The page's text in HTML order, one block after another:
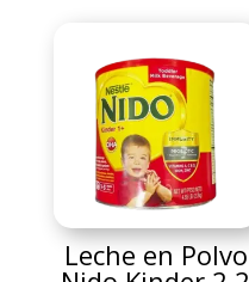
Leche en Polvo